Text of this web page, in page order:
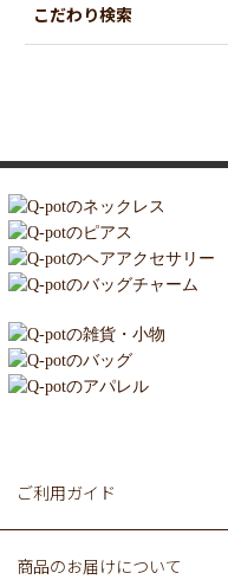
こだわり検索
ご利用ガイド
商品のお届けについて